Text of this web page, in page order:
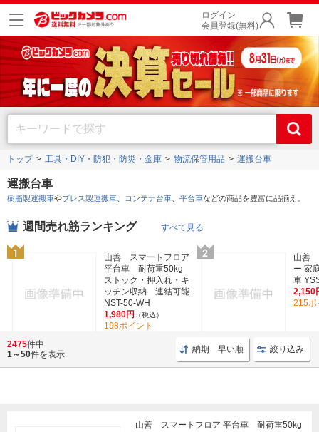
ログイン
会員登録(無料)
トップ 工具・DIY・防犯・防災・金庫 物流保管用品 運搬台車
運搬台車
樹脂製運搬車やプレス製運搬車 コンテナ台車 平台車などの商品を豊富に品揃え。
週間売れ筋ランキング すべて見る
山善 スマートフロア
平台車 耐荷重50kg
ストック・押入れ・キ
ッチン収納 連結可能
NST-50-WH
1,980円
（税込）
198ポイント
山善
ー 家
車
2,150
215ポ
2475件中
1～50件を表示 納期 早い順 絞り込み
山善 スマートフロア 平台車 耐荷重50kg